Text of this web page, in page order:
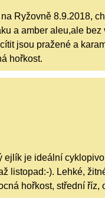
Ryžovně 8.9.2018,
a amber aleu,ale bez
jsou pražené a
hořkost.
ejlík je ideální
listopad:-). Lehké,
hořkost, střední říz,